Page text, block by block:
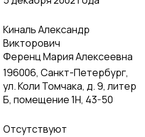
Киналь Александр
Викторович
Ференц Мария Алексеевна
196006, Санкт-Петербург,
ул. Коли Томчака, д. 9, литер
Б, помещение 1Н, 43-50
Отсутствуют